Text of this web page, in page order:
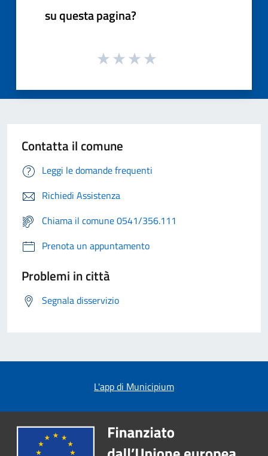
su questa pagina?
Contatta il comune
Leggi le domande frequenti
Richiedi Assistenza
Chiama il comune 0541/356.111
Prenota un appuntamento
Problemi in città
Segnala disservizio
L'app di Municipium